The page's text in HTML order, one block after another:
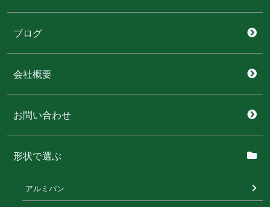
ブログ
会社概要
お問い合わせ
形状で選ぶ
アルミバン